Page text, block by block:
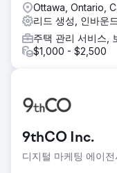
Ottawa, Ontario,
리드 생성, 인바운
주택 관리 서비스,
$1,000 - $2,500
9thCO Inc.
디지털 마케팅 에이